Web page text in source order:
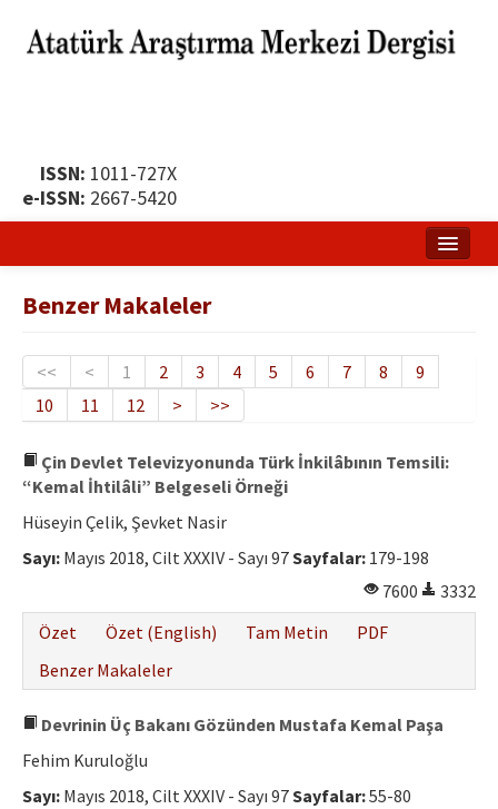
ISSN: 1011-727X
e-ISSN: 2667-5420
Yayın Politikası
Dergi Kurulları
Yayın İlkeleri
Yazar Rehberi
İletişim
Benzer Makaleler
<< < 1 2 3 4 5 6 7 8
9
10
11 12 > >>
Çin Devlet Televizyonunda Türk İnkilâbının Temsili:
“Kemal İhtilâli” Belgeseli Örneği
Hüseyin Çelik, Şevket Nasir
Sayı: Mayıs 2018, Cilt XXXIV - Sayı 97Sayfalar: 179-198
7600
3332
Özet
Özet (English) Tam Metin
PDF
Benzer Makaleler
Devrinin Üç Bakanı Gözünden Mustafa Kemal Paşa
Fehim Kuruloğlu
Sayı: Mayıs 2018, Cilt XXXIV - Sayı 97Sayfalar:55-80